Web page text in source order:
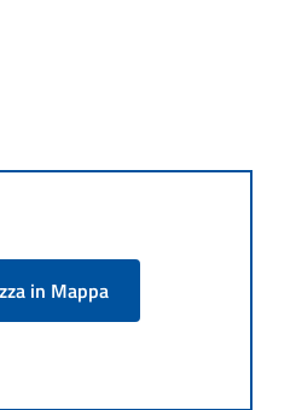
in Mappa